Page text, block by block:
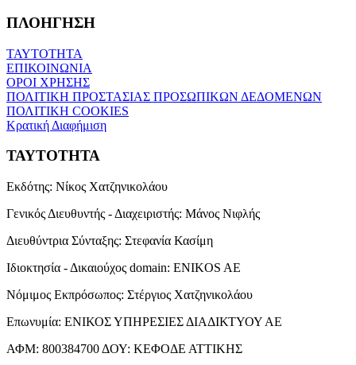
ΠΛΟΗΓΗΣΗ
ΤΑΥΤΟΤΗΤΑ
ΕΠΙΚΟΙΝΩΝΙΑ
ΟΡΟΙ ΧΡΗΣΗΣ
ΠΟΛΙΤΙΚΗ ΠΡΟΣΤΑΣΙΑΣ ΠΡΟΣΩΠΙΚΩΝ ΔΕΔΟΜΕΝΩΝ
ΠΟΛΙΤΙΚΗ COOKIES
Κρατική Διαφήμιση
ΤΑΥΤΟΤΗΤΑ
Εκδότης: Νίκος Χατζηνικολάου
Γενικός Διευθυντής - Διαχειριστής: Μάνος Νιφλής
Διευθύντρια Σύνταξης: Στεφανία Κασίμη
Ιδιοκτησία - Δικαιούχος domain: ENIKOS AE
Νόμιμος Εκπρόσωπος: Στέργιος Χατζηνικολάου
Επωνυμία: ΕΝΙΚΟΣ ΥΠΗΡΕΣΙΕΣ ΔΙΑΔΙΚΤΥΟΥ ΑΕ
ΑΦΜ: 800384700 ΔΟΥ: ΚΕΦΟΔΕ ΑΤΤΙΚΗΣ